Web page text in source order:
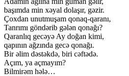
başımda min xəyal dolaşır, gəzir.
Çoxdan unutmuşam qonaq-qaranı,
Tanrımı göndərib gələn qonağı?
Qaranlıq gecəyə Ay doğan kimi,
qapının ağzında gecə qonağı.
Bir əlim dəstəkdə, biri cəftədə.
Açım, ya açmayım?
Bilmirəm hələ…